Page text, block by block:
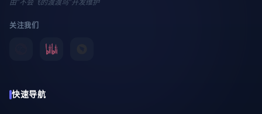
由"不会飞的渡渡鸟"开发维护
关注我们
快速导航